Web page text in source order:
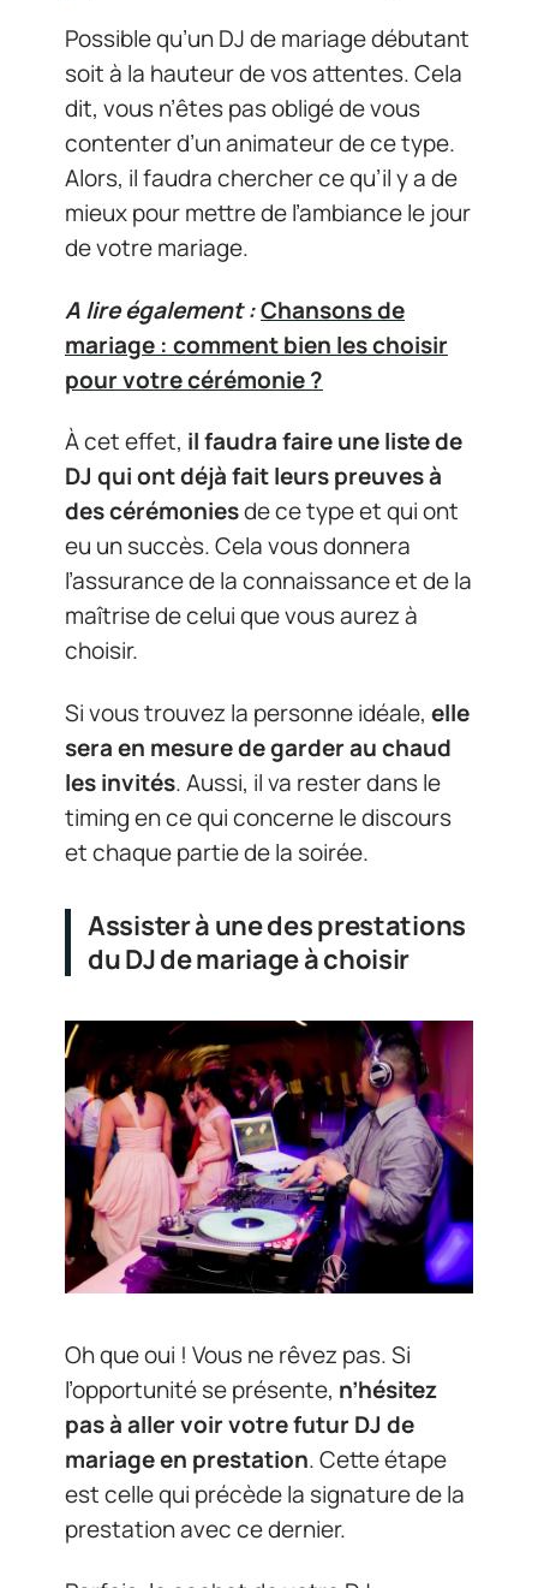
Possible qu’un DJ de mariage débutant
soit à la hauteur de vos attentes. Cela
dit, vous n’êtes pas obligé de vous
contenter d’un animateur de ce type.
Alors, il faudra chercher ce qu’il y a de
mieux pour mettre de l’ambiance le jour
de votre mariage.
A lire également :Chansons de
mariage : comment bien les choisir
pour votre cérémonie ?
À cet effet, il faudra faire une liste de
DJ qui ont déjà fait leurs preuves à
des cérémoniesde ce type et qui ont
eu un succès. Cela vous donnera
l’assurance de la connaissance et de la
maîtrise de celui que vous aurez à
choisir.
Si vous trouvez la personne idéale, elle
sera en mesure de garder au chaud
les invités. Aussi, il va rester dans le
timing en ce qui concerne le discours
et chaque partie de la soirée.
Assister à une des prestations
du DJ de mariage à choisir
Oh que oui ! Vous ne rêvez pas. Si
l’opportunité se présente, n’hésitez
pas à aller voir votre futur DJ de
mariage en prestation. Cette étape
est celle qui précède la signature de la
prestation avec ce dernier.